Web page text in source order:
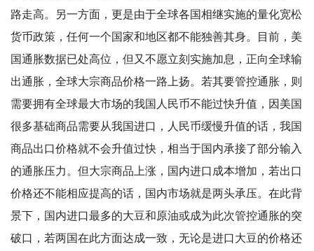
路走高。另一方面，更是由于全球各国相继实施的量化宽松
货币政策，任何一个国家和地区都不能独善其身。目前，美
国通胀数据已处高位，但又不愿立刻实施加息，正向全球输
出通胀，全球大宗商品价格一路上扬。若其要管控通胀，则
需要拥有全球最大市场的我国人民币不能过快升值，因美国
很多基础商品需要从我国进口，人民币缓慢升值的话，我国
商品出口价格就不会升值过快，相当于国内承接了部分输入
的通胀压力。但大宗商品上涨，国内进口成本增加，若出口
价格还不能相应提高的话，国内市场就是两头承压。在此背
景下，国内进口最多的大豆和原油或成为此次管控通胀的突
破口，若两国在此方面达成一致，无论是进口大豆的价格还